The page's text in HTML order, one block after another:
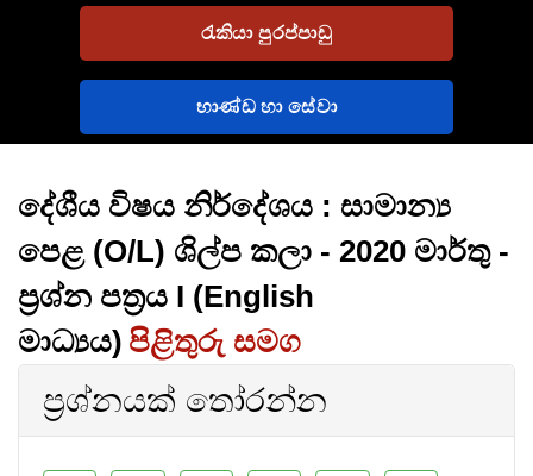
රැකියා පුරප්පාඩු
භාණ්ඩ හා සේවා
දේශීය විෂය නිර්දේශය : සාමාන්‍ය
පෙළ (O/L) ශිල්ප කලා - 2020 මාර්තු -
ප්‍රශ්න පත්‍රය I (English
මාධ්‍යය) පිළිතුරු සමග
ප්‍රශ්නයක් තෝරන්න